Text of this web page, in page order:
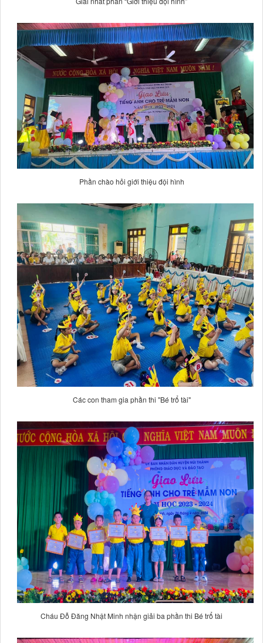
Phần chào hỏi giới thiệu đội hình
Các con tham gia phần thi "Bé trổ tài"
Cháu Đỗ Đăng Nhật Minh nhận giải ba phần thi Bé trổ tài